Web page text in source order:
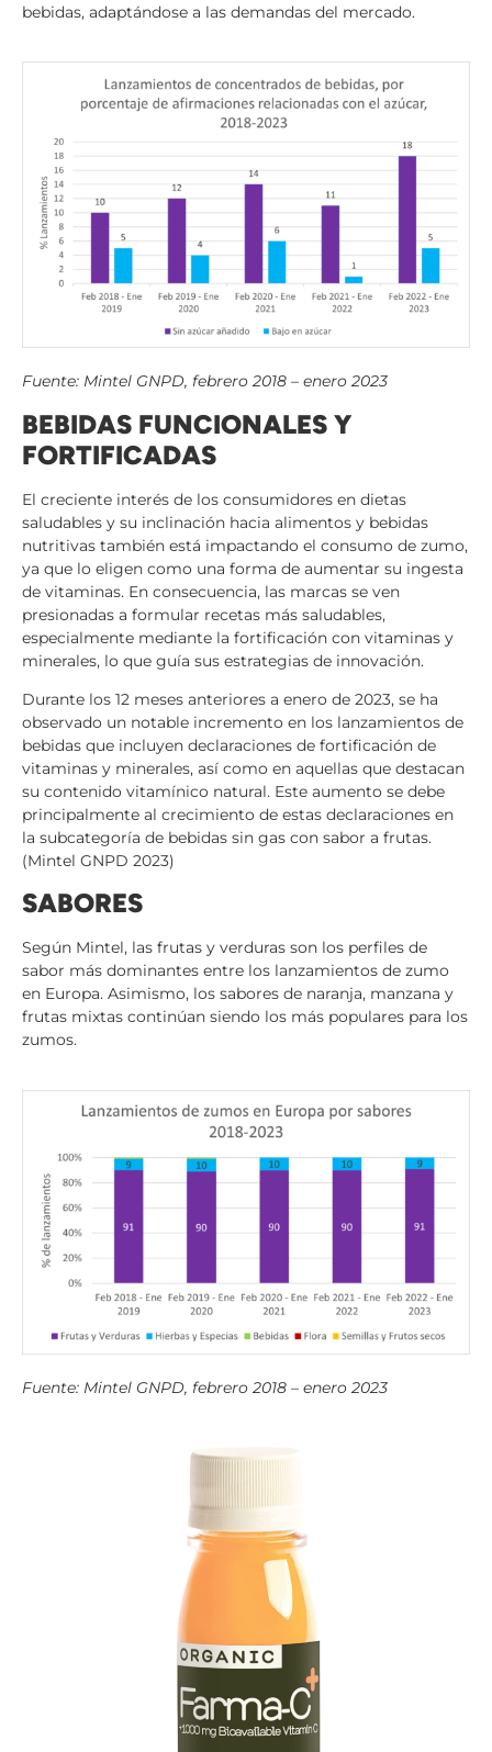
bebidas, adaptándose a las demandas del mercado.
Fuente: Mintel GNPD, febrero 2018 – enero 2023
BEBIDAS FUNCIONALES Y
FORTIFICADAS
El creciente interés de los consumidores en dietas
saludables y su inclinación hacia alimentos y bebidas
nutritivas también está impactando el consumo de zumo,
ya que lo eligen como una forma de aumentar su ingesta
de vitaminas. En consecuencia, las marcas se ven
presionadas a formular recetas más saludables,
especialmente mediante la fortificación con vitaminas y
minerales, lo que guía sus estrategias de innovación.
Durante los 12 meses anteriores a enero de 2023, se ha
observado un notable incremento en los lanzamientos de
bebidas que incluyen declaraciones de fortificación de
vitaminas y minerales, así como en aquellas que destacan
su contenido vitamínico natural. Este aumento se debe
principalmente al crecimiento de estas declaraciones en
la subcategoría de bebidas sin gas con sabor a frutas.
(Mintel GNPD 2023)
SABORES
Según Mintel, las frutas y verduras son los perfiles de
sabor más dominantes entre los lanzamientos de zumo
en Europa. Asimismo, los sabores de naranja, manzana y
frutas mixtas continúan siendo los más populares para los
zumos.
Fuente: Mintel GNPD, febrero 2018 – enero 2023